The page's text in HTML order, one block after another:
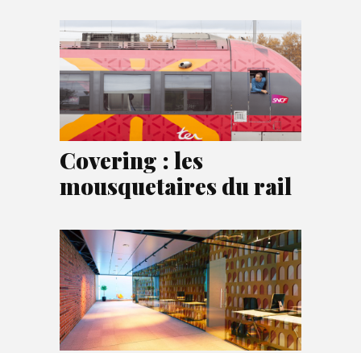
Covering : les
mousquetaires du rail